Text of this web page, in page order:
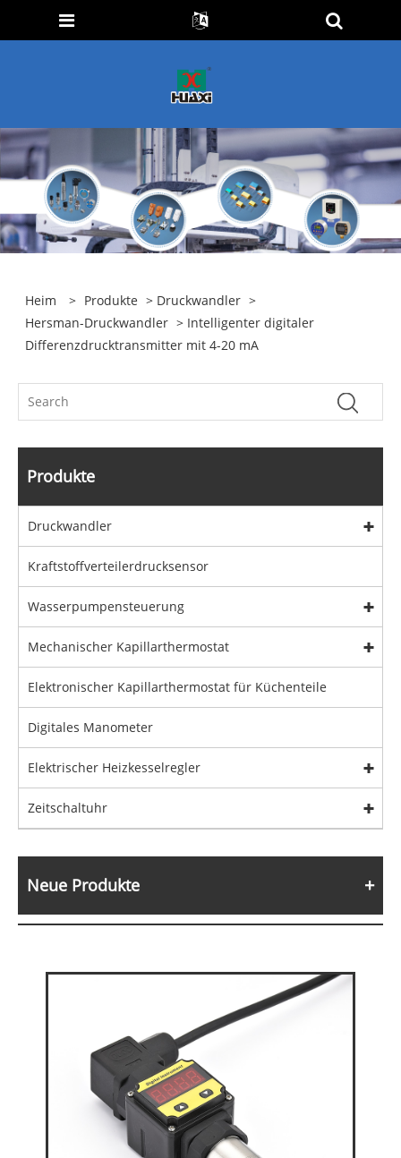
Heim > Produkte > Druckwandler >
Hersman-Druckwandler > Intelligenter digitaler
Differenzdrucktransmitter mit 4-20 mA
Produkte
Druckwandler
Kraftstoffverteilerdrucksensor
Wasserpumpensteuerung
Mechanischer Kapillarthermostat
Elektronischer Kapillarthermostat für Küchenteile
Digitales Manometer
Elektrischer Heizkesselregler
Zeitschaltuhr
Neue Produkte